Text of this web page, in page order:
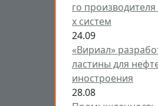
го
х систем
24.09
«Вириал»
ластины для
иностроения
28.08